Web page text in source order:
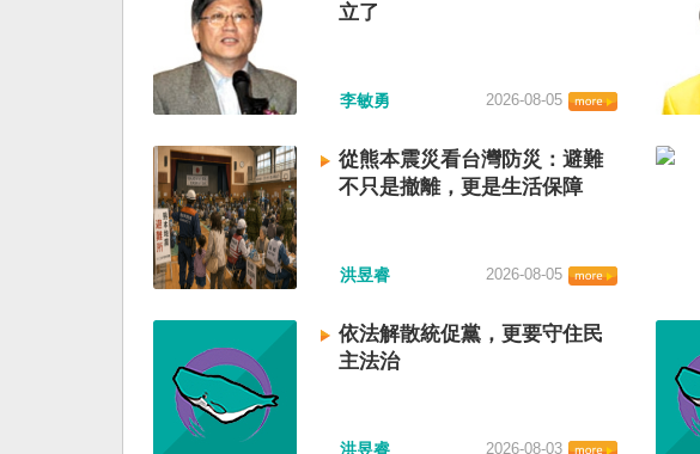
立了
李敏勇 2026-08-05
從熊本震災看台灣防災：避難
不只是撤離，更是生活保障
洪昱睿 2026-08-05
依法解散統促黨，更要守住民
主法治
洪昱睿 2026-08-03